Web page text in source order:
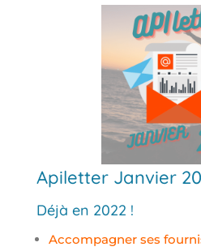
Apiletter Janvier
Déjà en 2022 !
Accompagner ses